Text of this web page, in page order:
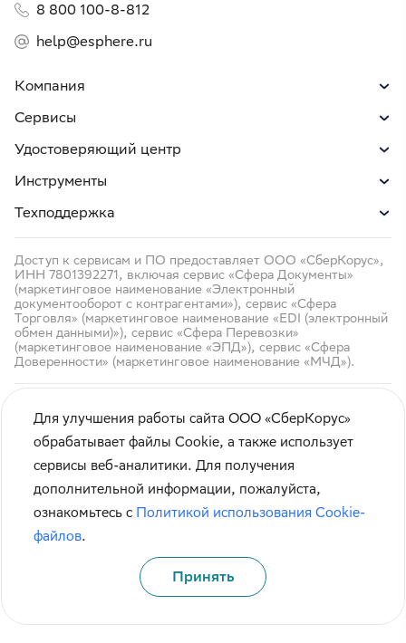
Компания
Сервисы
Удостоверяющий центр
Инструменты
Техподдержка
8 800 100-8-812
help@esphere.ru
Доступ к сервисам и ПО предоставляет ООО «СберКорус»,
ИНН 7801392271, включая сервис «Сфера Документы»
(маркетинговое наименование «Электронный
документооборот с контрагентами»), сервис «Сфера
Торговля» (маркетинговое наименование «EDI (электронный
обмен данными)»), сервис «Сфера Перевозки»
(маркетинговое наименование «ЭПД»), сервис «Сфера
Доверенности» (маркетинговое наименование «МЧД»).
© СберКорус 2004-2026
Санкт-Петербург, наб. Обводного канала, 60А
Правила использования сайта
Карта сайта
Для улучшения работы сайта ООО «СберКорус»
обрабатывает файлы Cookie, а также использует
сервисы веб-аналитики. Для получения
дополнительной информации, пожалуйста,
ознакомьтесь с Политикой использования Cookie-
файлов.
Принять